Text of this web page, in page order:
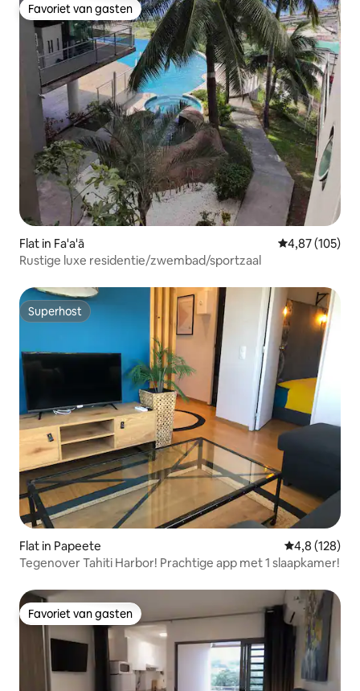
Favoriet van gasten
Favoriet van gasten
Flat in Fa'a'ā Gemiddelde
4,87 (105)
Rustige luxe residentie/zwembad/sportzaal
Superhost
Superhost
Flat in Papeete Gemiddelde
4,8 (128)
Tegenover Tahiti Harbor! Prachtige app met 1 slaapkamer!
Favoriet van gasten
Favoriet van gasten